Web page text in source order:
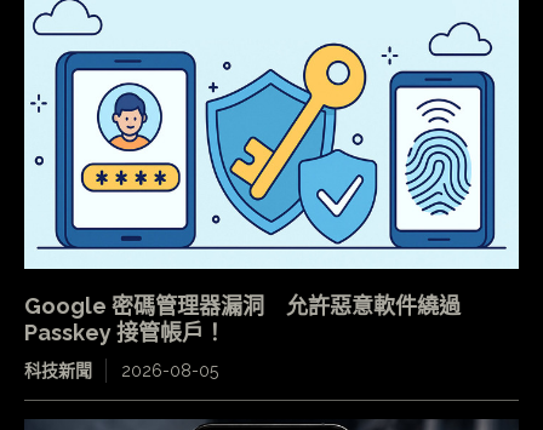
Google 密碼管理器漏洞 允許惡意軟件繞過
Passkey 接管帳戶！
科技新聞 2026-08-05